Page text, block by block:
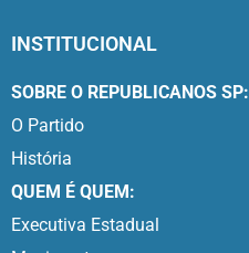
INSTITUCIONAL
SOBRE O REPUBLICANOS SP:
O Partido
História
QUEM É QUEM:
Executiva Estadual